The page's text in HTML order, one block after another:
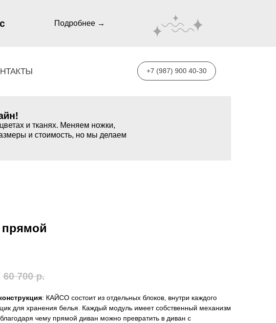
Подробнее →
+7 (987) 900 40-30
и тканях. Меняем ножки,
и стоимость, но мы делаем
60 700 р.
: КАЙСО состоит из отдельных блоков, внутри каждого
для хранения белья. Каждый модуль имеет собственный механизм
чему прямой диван можно превратить в диван с